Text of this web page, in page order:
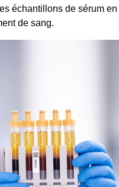
échantillons de sérum en
de sang.